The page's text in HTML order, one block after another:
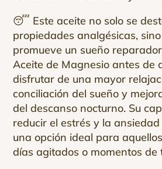
😴 Este aceite no solo se
propiedades analgésicas,
promueve un sueño
Aceite de Magnesio antes de
disfrutar de una mayor
conciliación del sueño y
del descanso nocturno. Su
reducir el estrés y la
una opción ideal para
días agitados o momentos de